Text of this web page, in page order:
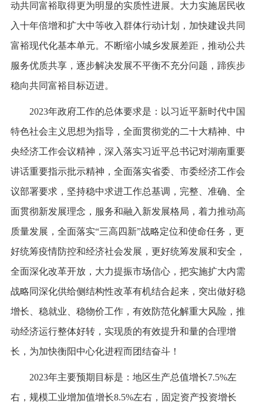
动共同富裕取得更为明显的实质性进展。大力实施居民收
入十年倍增和扩大中等收入群体行动计划，加快建设共同
富裕现代化基本单元。不断缩小城乡发展差距，推动公共
服务优质共享，逐步解决发展不平衡不充分问题，蹄疾步
稳向共同富裕目标迈进。
2023年政府工作的总体要求是：以习近平新时代中国
特色社会主义思想为指导，全面贯彻党的二十大精神、中
央经济工作会议精神，深入落实习近平总书记对湖南重要
讲话重要指示批示精神，全面落实省委、市委经济工作会
议部署要求，坚持稳中求进工作总基调，完整、准确、全
面贯彻新发展理念，服务和融入新发展格局，着力推动高
质量发展，全面落实“三高四新”战略定位和使命任务，更
好统筹疫情防控和经济社会发展，更好统筹发展和安全，
全面深化改革开放，大力提振市场信心，把实施扩大内需
战略同深化供给侧结构性改革有机结合起来，突出做好稳
增长、稳就业、稳物价工作，有效防范化解重大风险，推
动经济运行整体好转，实现质的有效提升和量的合理增
长，为加快衡阳中心化进程而团结奋斗！
2023年主要预期目标是：地区生产总值增长7.5%左
右，规模工业增加值增长8.5%左右，固定资产投资增长